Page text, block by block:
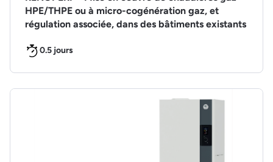
HPE/THPE ou à micro-cogénération gaz, et
régulation associée, dans des bâtiments existants
0.5 jours